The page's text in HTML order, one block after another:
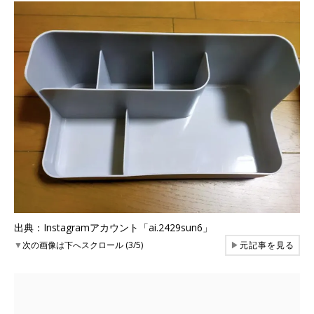
出典：Instagramアカウント「ai.2429sun6」
▼次の画像は下へスクロール (3/5) ▶元記事を見る